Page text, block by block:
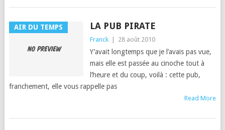
AIR DU TEMPS LA PUB PIRATE
Franck 28 août 2010
Y’avait longtemps que je l’avais pas vue,
mais elle est passée au cinoche tout à
l’heure et du coup, voilà : cette pub,
franche­ment, elle vous rap­pelle pas
Read More